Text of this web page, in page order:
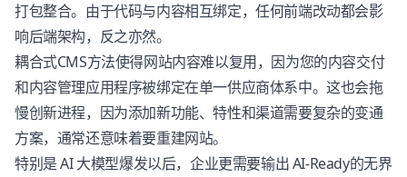
打包整合。由于代码与内容相互绑定，任何前端改动都会影
响后端架构，反之亦然。
耦合式CMS方法使得网站内容难以复用，因为您的内容交付
和内容管理应用程序被绑定在单一供应商体系中。这也会拖
慢创新进程，因为添加新功能、特性和渠道需要复杂的变通
方案，通常还意味着要重建网站。
特别是 AI 大模型爆发以后，企业更需要输出 AI-Ready的无界